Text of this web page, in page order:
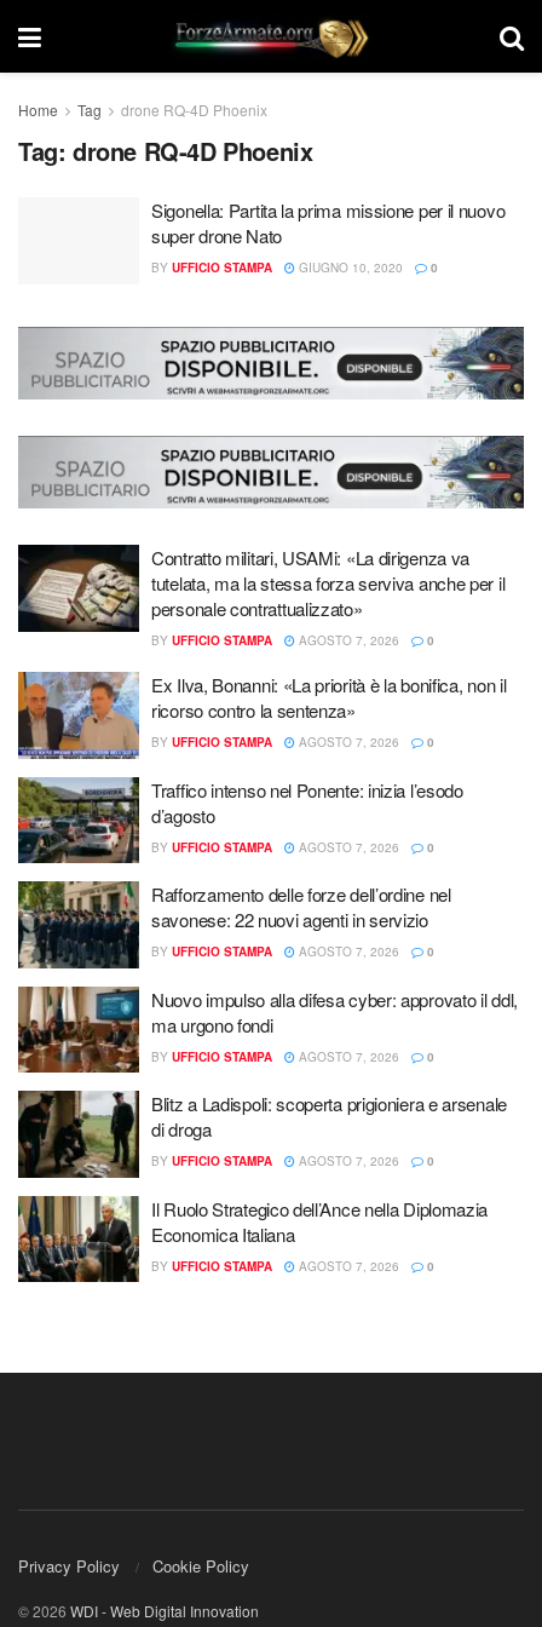
Home Tag drone RQ-4D Phoenix
Tag: drone RQ-4D Phoenix
Sigonella: Partita la prima missione per il nuovo
super drone Nato
BY UFFICIO STAMPA GIUGNO 10, 2020 0
Contratto militari, USAMi: «La dirigenza va
tutelata, ma la stessa forza serviva anche per il
personale contrattualizzato»
BY UFFICIO STAMPA AGOSTO 7, 2026 0
Ex Ilva, Bonanni: «La priorità è la bonifica, non il
ricorso contro la sentenza»
BY UFFICIO STAMPA AGOSTO 7, 2026 0
Traffico intenso nel Ponente: inizia l’esodo
d’agosto
BY UFFICIO STAMPA AGOSTO 7, 2026 0
Rafforzamento delle forze dell’ordine nel
savonese: 22 nuovi agenti in servizio
BY UFFICIO STAMPA AGOSTO 7, 2026 0
Nuovo impulso alla difesa cyber: approvato il ddl,
ma urgono fondi
BY UFFICIO STAMPA AGOSTO 7, 2026 0
Blitz a Ladispoli: scoperta prigioniera e arsenale
di droga
BY UFFICIO STAMPA AGOSTO 7, 2026 0
Il Ruolo Strategico dell’Ance nella Diplomazia
Economica Italiana
BY UFFICIO STAMPA AGOSTO 7, 2026 0
Privacy Policy Cookie Policy
© 2026 WDI - Web Digital Innovation